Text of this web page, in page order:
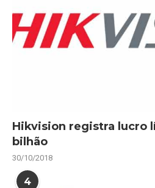
Hikvision registra lucro
bilhão
30/10/2018
4